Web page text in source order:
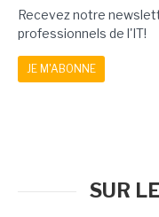
Recevez notre
professionnels de l'IT!
JE M'ABONNE
SUR